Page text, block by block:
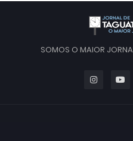
SOMOS O MAIOR